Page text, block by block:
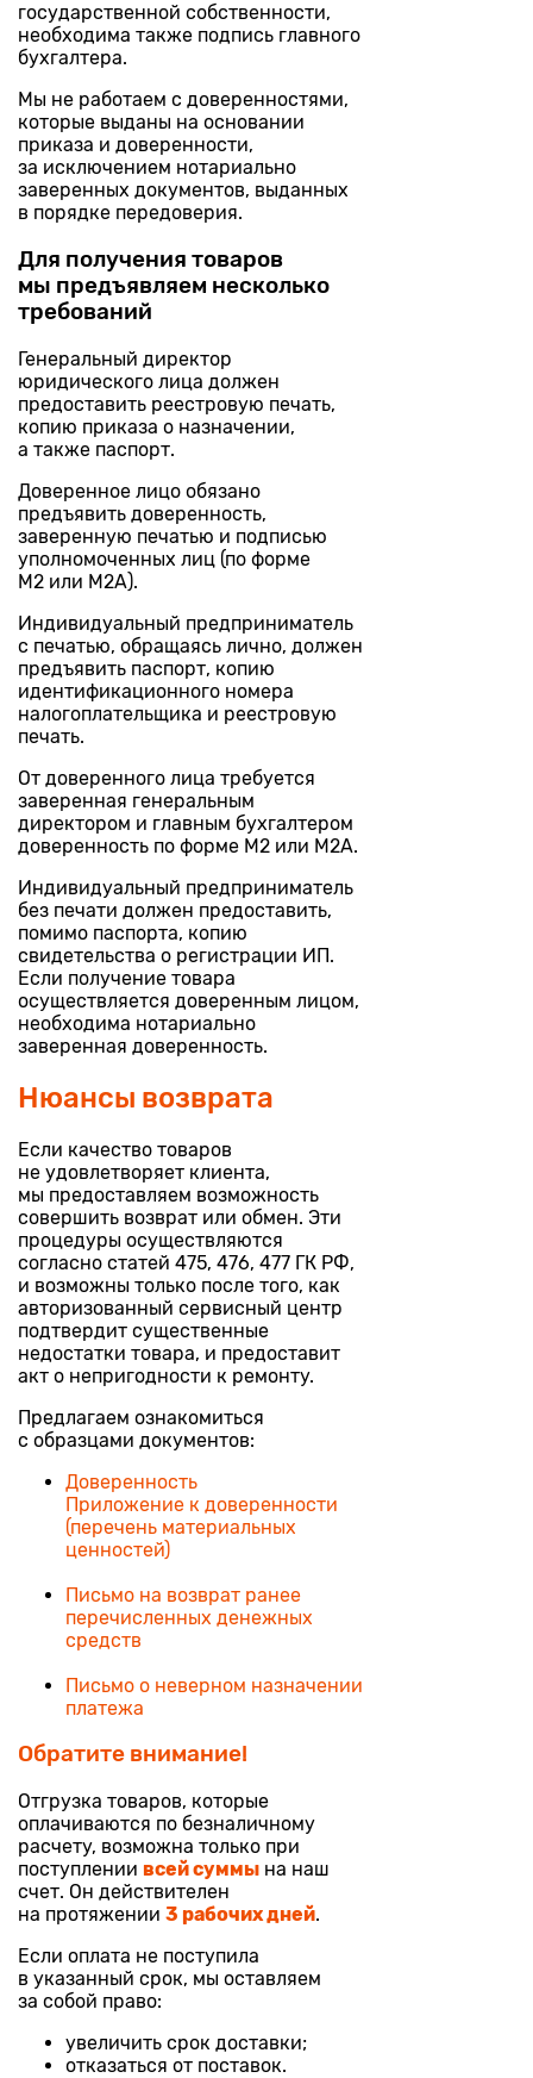
государственной собственности,
необходима также подпись главного
бухгалтера.
Мы не работаем с доверенностями,
которые выданы на основании
приказа и доверенности,
за исключением нотариально
заверенных документов, выданных
в порядке передоверия.
Для получения товаров
мы предъявляем несколько
требований
Генеральный директор
юридического лица должен
предоставить реестровую печать,
копию приказа о назначении,
а также паспорт.
Доверенное лицо обязано
предъявить доверенность,
заверенную печатью и подписью
уполномоченных лиц (по форме
М2 или М2А).
Индивидуальный предприниматель
с печатью, обращаясь лично, должен
предъявить паспорт, копию
идентификационного номера
налогоплательщика и реестровую
печать.
От доверенного лица требуется
заверенная генеральным
директором и главным бухгалтером
доверенность по форме М2 или М2А.
Индивидуальный предприниматель
без печати должен предоставить,
помимо паспорта, копию
свидетельства о регистрации ИП.
Если получение товара
осуществляется доверенным лицом,
необходима нотариально
заверенная доверенность.
Нюансы возврата
Если качество товаров
не удовлетворяет клиента,
мы предоставляем возможность
совершить возврат или обмен. Эти
процедуры осуществляются
согласно статей 475, 476, 477 ГК РФ,
и возможны только после того, как
авторизованный сервисный центр
подтвердит существенные
недостатки товара, и предоставит
акт о непригодности к ремонту.
Предлагаем ознакомиться
с образцами документов:
Доверенность
Приложение к доверенности
(перечень материальных
ценностей)
Письмо на возврат ранее
перечисленных денежных
средств
Письмо о неверном назначении
платежа
Обратите внимание!
Отгрузка товаров, которые
оплачиваются по безналичному
расчету, возможна только при
поступлении всей суммы на наш
счет. Он действителен
на протяжении 3 рабочих дней.
Если оплата не поступила
в указанный срок, мы оставляем
за собой право:
увеличить срок доставки;
отказаться от поставок.